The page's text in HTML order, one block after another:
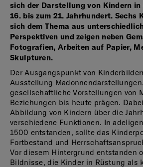
sich der Darstellung von Kindern in
16. bis zum 21. Jahrhundert. Sechs
sich dem Thema aus
Perspektiven und zeigen neben
Fotografien, Arbeiten auf Papier,
Skulpturen.
Der Ausgangspunkt von
Ausstellung
gesellschaftliche Vorstellungen von
Beziehungen bis heute prägen.
Abbildung von Kindern über die
verschiedene Funktionen. In
1500 entstanden, sollte das
Fortbestand und
Vor diesem Hintergrund entstanden
Bildnisse, die Kinder in Rüstung als